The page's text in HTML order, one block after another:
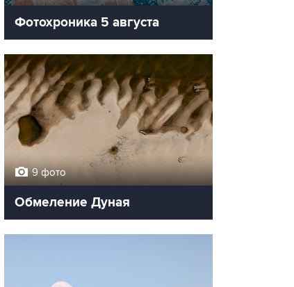
Фотохроника 5 августа
9 фото
Обмеление Дуная